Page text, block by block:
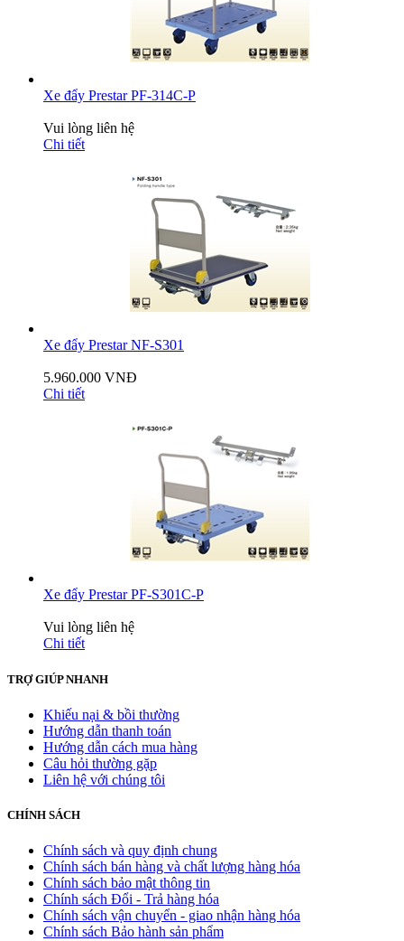
Xe đẩy Prestar PF-314C-P
Vui lòng liên hệ
Chi tiết
Xe đẩy Prestar NF-S301
5.960.000 VNĐ
Chi tiết
Xe đẩy Prestar PF-S301C-P
Vui lòng liên hệ
Chi tiết
TRỢ GIÚP NHANH
Khiếu nại & bồi thường
Hướng dẫn thanh toán
Hướng dẫn cách mua hàng
Câu hỏi thường gặp
Liên hệ với chúng tôi
CHÍNH SÁCH
Chính sách và quy định chung
Chính sách bán hàng và chất lượng hàng hóa
Chính sách bảo mật thông tin
Chính sách Đổi - Trả hàng hóa
Chính sách vận chuyển - giao nhận hàng hóa
Chính sách Bảo hành sản phẩm